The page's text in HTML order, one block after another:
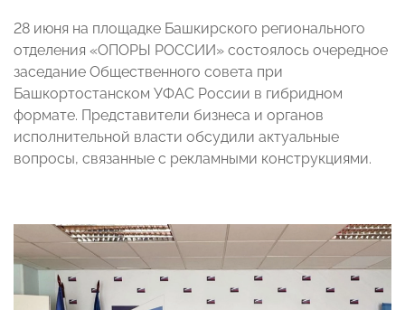
28 июня на площадке Башкирского регионального
отделения «ОПОРЫ РОССИИ» состоялось очередное
заседание Общественного совета при
Башкортостанском УФАС России в гибридном
формате. Представители бизнеса и органов
исполнительной власти обсудили актуальные
вопросы, связанные с рекламными конструкциями.